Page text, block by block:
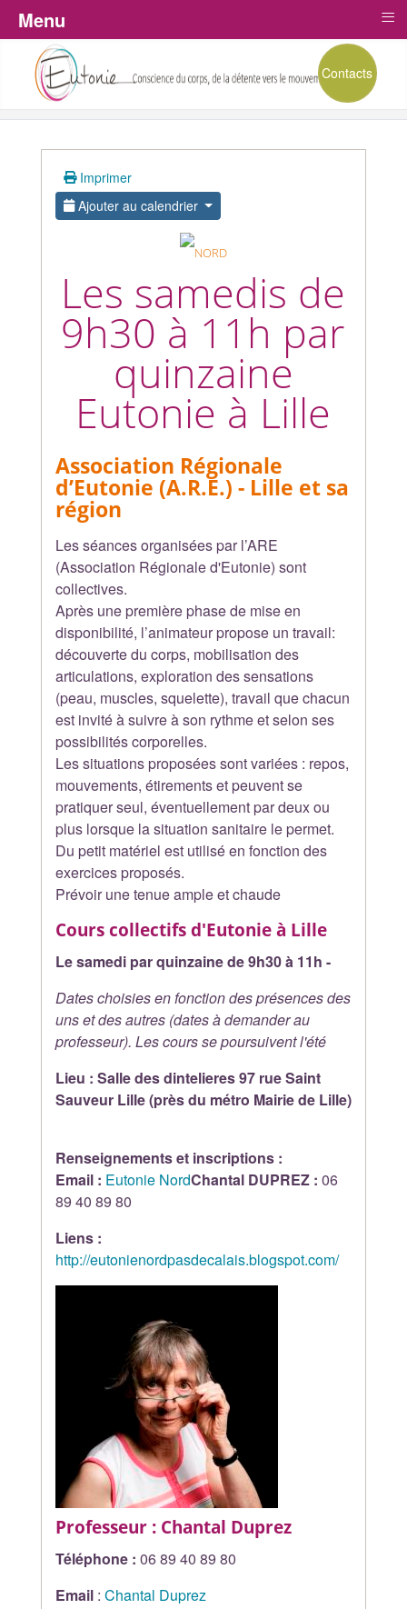
Contacts
Imprimer
Ajouter au calendrier
Les samedis de
9h30 à 11h par
quinzaine
Eutonie à Lille
Association Régionale
d’Eutonie (A.R.E.) - Lille et sa
région
Les séances organisées par l’ARE
(Association Régionale d'Eutonie) sont
collectives.
Après une première phase de mise en
disponibilité, l’animateur propose un travail:
découverte du corps, mobilisation des
articulations, exploration des sensations
(peau, muscles, squelette), travail que chacun
est invité à suivre à son rythme et selon ses
possibilités corporelles.
Les situations proposées sont variées : repos,
mouvements, étirements et peuvent se
pratiquer seul, éventuellement par deux ou
plus lorsque la situation sanitaire le permet.
Du petit matériel est utilisé en fonction des
exercices proposés.
Prévoir une tenue ample et chaude
Cours collectifs d'Eutonie à Lille
Le samedi par quinzaine de 9h30 à 11h -
Dates choisies en fonction des présences des
uns et des autres (dates à demander au
professeur). Les cours se poursuivent l'été
Lieu : Salle des dintelieres 97 rue Saint
Sauveur Lille (près du métro Mairie de Lille)
Renseignements et inscriptions :
Email : Eutonie NordChantal DUPREZ : 06
89 40 89 80
Liens :
http://eutonienordpasdecalais.blogspot.com/
Professeur : Chantal Duprez
Téléphone : 06 89 40 89 80
Email: Chantal Duprez
Menu ≡